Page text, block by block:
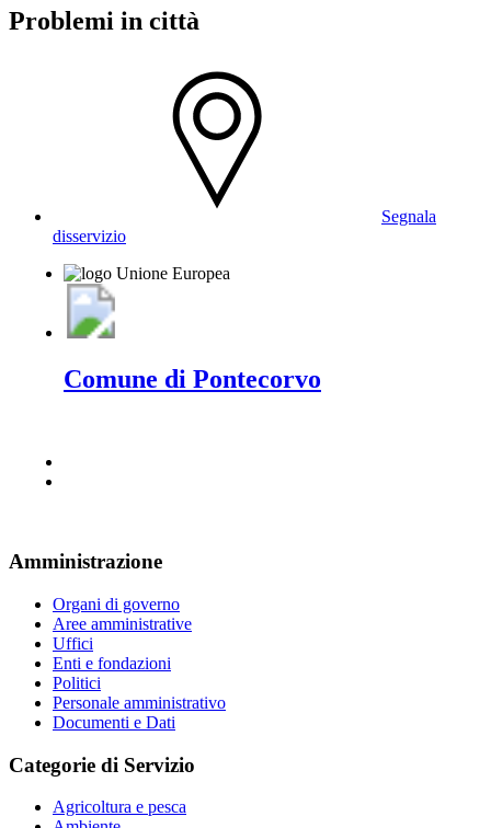
Problemi in città
Segnala
disservizio
Comune di Pontecorvo
Amministrazione
Organi di governo
Aree amministrative
Uffici
Enti e fondazioni
Politici
Personale amministrativo
Documenti e Dati
Categorie di Servizio
Agricoltura e pesca